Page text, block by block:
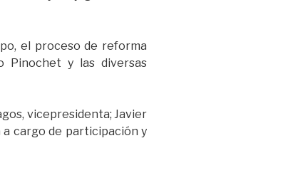
el proceso de reforma
Pinochet y las diversas
vicepresidenta; Javier
a cargo de participación y